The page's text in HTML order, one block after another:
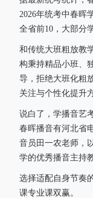
2026年统考中春晖
全省前10，大部分
和传统大班粗放教
构秉持精品小班、
导，拒绝大班化粗
关注与个性化提升
说白了，学播音艺
春晖播音有河北省
音员田一农老师，
学的优秀播音主持
选择适配自身节奏
课专业课双赢。